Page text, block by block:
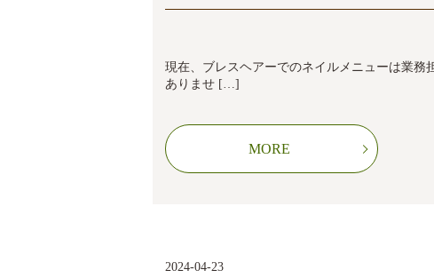
現在、ブレスヘアーでのネイルメニューは業
ありませ […]
MORE
2024-04-23